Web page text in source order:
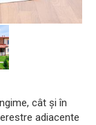
cât și în
adiacente